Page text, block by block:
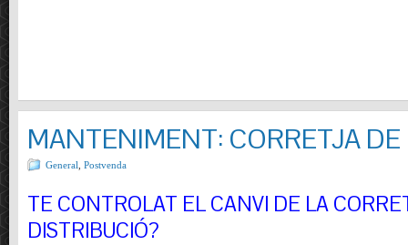
MANTENIMENT: CORRETJA
General Postvenda
TE CONTROLAT EL CANVI DE LA
DISTRIBUCIÓ?